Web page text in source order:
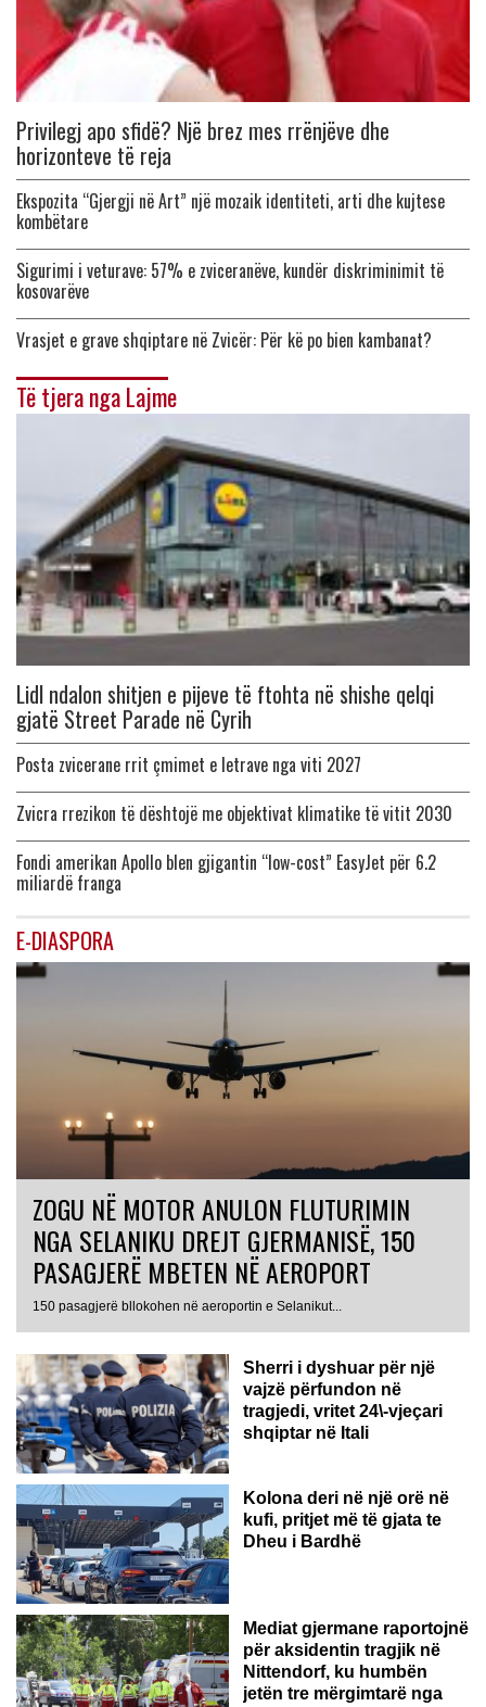
Privilegj apo sfidë? Një brez mes rrënjëve dhe
horizonteve të reja
Ekspozita “Gjergji në Art” një mozaik identiteti, arti dhe kujtese
kombëtare
Sigurimi i veturave: 57% e zviceranëve, kundër diskriminimit të
kosovarëve
Vrasjet e grave shqiptare në Zvicër: Për kë po bien kambanat?
Të tjera nga Lajme
Lidl ndalon shitjen e pijeve të ftohta në shishe qelqi
gjatë Street Parade në Cyrih
Posta zvicerane rrit çmimet e letrave nga viti 2027
Zvicra rrezikon të dështojë me objektivat klimatike të vitit 2030
Fondi amerikan Apollo blen gjigantin “low-cost” EasyJet për 6.2
miliardë franga
E-DIASPORA
ZOGU NË MOTOR ANULON FLUTURIMIN
NGA SELANIKU DREJT GJERMANISË, 150
PASAGJERË MBETEN NË AEROPORT
150 pasagjerë bllokohen në aeroportin e Selanikut...
ITALI
Sherri i dyshuar për një
vajzë përfundon në
tragjedi, vritet 24\-vjeçari
shqiptar në Itali
Kolona deri në një orë në
kufi, pritjet më të gjata te
Dheu i Bardhë
GJERMANI
Mediat gjermane raportojnë
për aksidentin tragjik në
Nittendorf, ku humbën
jetën tre mërgimtarë nga